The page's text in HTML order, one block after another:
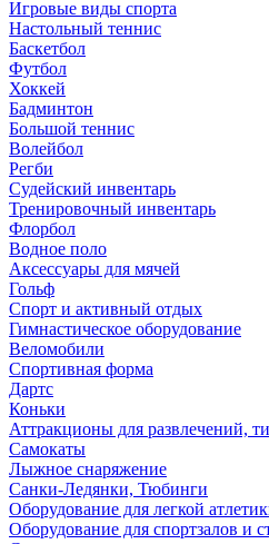
Игровые виды спорта
Настольный теннис
Баскетбол
Футбол
Хоккей
Бадминтон
Большой теннис
Волейбол
Регби
Судейский инвентарь
Тренировочный инвентарь
Флорбол
Водное поло
Аксессуары для мячей
Гольф
Спорт и активный отдых
Гимнастическое оборудование
Веломобили
Спортивная форма
Дартс
Коньки
Аттракционы для развлечений,
Самокаты
Лыжное снаряжение
Санки-Ледянки, Тюбинги
Оборудование для легкой
Оборудование для спортзалов и